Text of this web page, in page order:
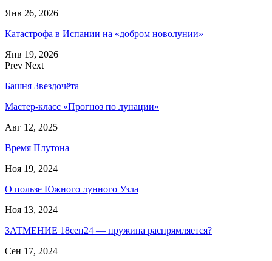
Янв 26, 2026
Катастрофа в Испании на «добром новолунии»
Янв 19, 2026
Prev Next
Башня Звездочёта
Мастер-класс «Прогноз по лунации»
Авг 12, 2025
Время Плутона
Ноя 19, 2024
О пользе Южного лунного Узла
Ноя 13, 2024
ЗАТМЕНИЕ 18сен24 — пружина распрямляется?
Сен 17, 2024